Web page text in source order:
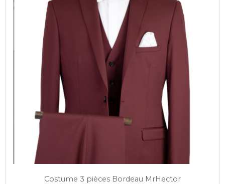
Costume 3 pièces Bordeau MrHector